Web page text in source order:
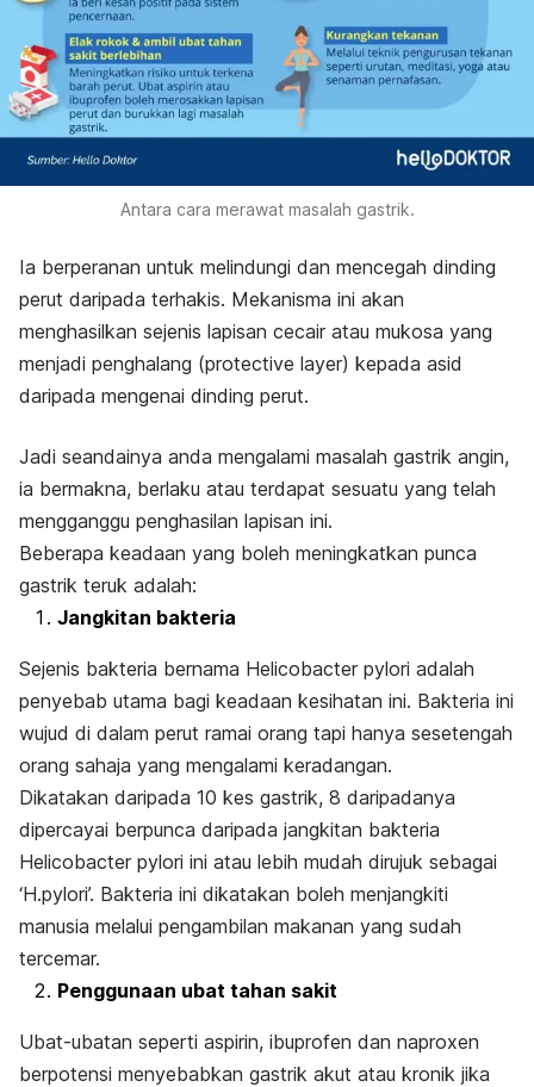
Antara cara merawat masalah gastrik.
Ia berperanan untuk melindungi dan mencegah dinding
perut daripada terhakis. Mekanisma ini akan
menghasilkan sejenis lapisan cecair atau mukosa yang
menjadi penghalang (protective layer) kepada asid
daripada mengenai dinding perut.
Jadi seandainya anda mengalami masalah gastrik angin,
ia bermakna, berlaku atau terdapat sesuatu yang telah
mengganggu penghasilan lapisan ini.
Beberapa keadaan yang boleh meningkatkan punca
gastrik teruk adalah:
Jangkitan bakteria
Sejenis bakteria bernama Helicobacter pylori adalah
penyebab utama bagi keadaan kesihatan ini. Bakteria ini
wujud di dalam perut ramai orang tapi hanya sesetengah
orang sahaja yang mengalami keradangan.
Dikatakan daripada 10 kes gastrik, 8 daripadanya
dipercayai berpunca daripada jangkitan bakteria
Helicobacter pylori ini atau lebih mudah dirujuk sebagai
‘H.pylori’. Bakteria ini dikatakan boleh menjangkiti
manusia melalui pengambilan makanan yang sudah
tercemar.
Penggunaan ubat tahan sakit
Ubat-ubatan seperti aspirin, ibuprofen dan naproxen
berpotensi menyebabkan gastrik akut atau kronik jika